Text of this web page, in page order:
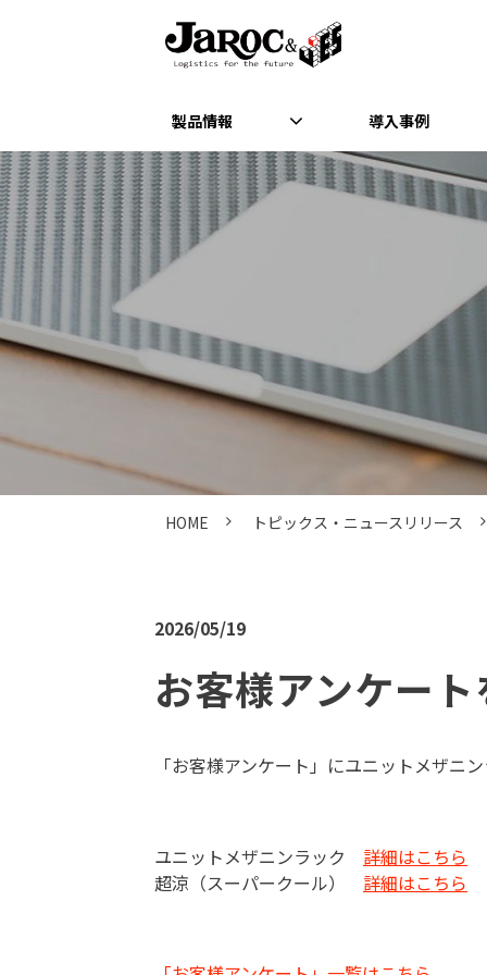
製品情報 導入事例
HOME トピックス・ニュースリリース
2026/05/19
お客様アンケー
「お客様アンケート」にユニットメザニ
ユニットメザニンラック 詳細はこちら
超涼（スーパークール） 詳細はこちら